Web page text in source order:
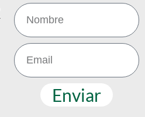
Enviar